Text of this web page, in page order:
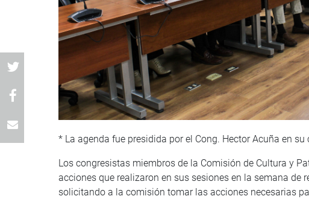
* La agenda fue presidida por el Cong. Hector Acuña en
Los congresistas miembros de la Comisión de Cultura y
acciones que realizaron en sus sesiones en la semana de
solicitando a la comisión tomar las acciones necesarias